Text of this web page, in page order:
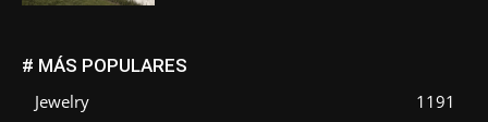
# MÁS POPULARES
Jewelry
1191